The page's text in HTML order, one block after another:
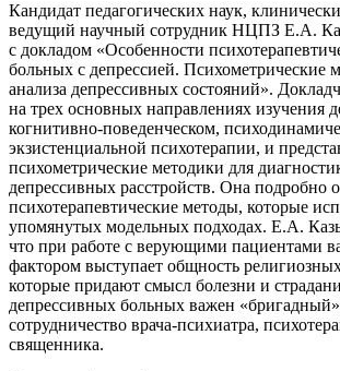
Кандидат педагогических наук,
ведущий научный сотрудник НЦПЗ Е.А.
с докладом «Особенности
больных с депрессией. Психометрические
анализа депрессивных состояний».
на трех основных направлениях изучения
когнитивно-поведенческом,
экзистенциальной психотерапии, и
психометрические методики для
депрессивных расстройств. Она подробно
психотерапевтические методы, которые
упомянутых модельных подходах. Е.А.
что при работе с верующими пациентами
фактором выступает общность
которые придают смысл болезни и
депрессивных больных важен
сотрудничество врача-психиатра,
священника.